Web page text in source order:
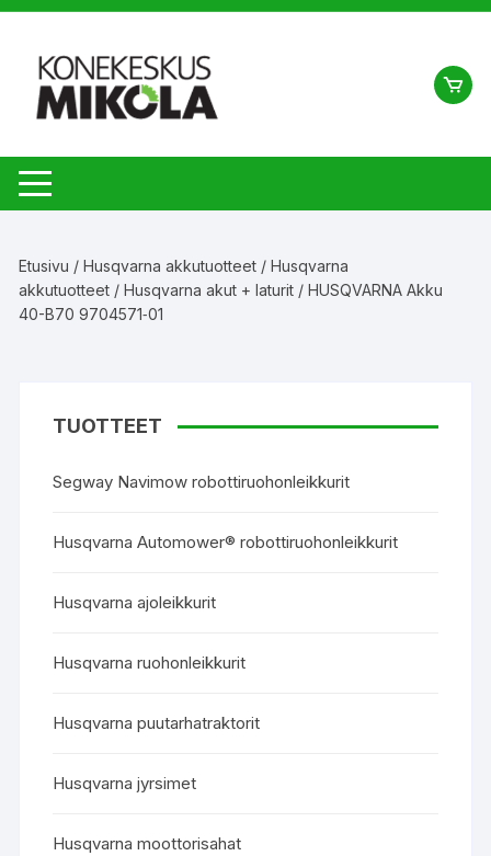
Siirry
sisältöön
Etusivu /Husqvarna akkutuotteet /Husqvarna
akkutuotteet /Husqvarna akut + laturit / HUSQVARNA Akku
40-B70 9704571‑01
TUOTTEET
Segway Navimow robottiruohonleikkurit
Husqvarna Automower® robottiruohonleikkurit
Husqvarna ajoleikkurit
Husqvarna ruohonleikkurit
Husqvarna puutarhatraktorit
Husqvarna jyrsimet
Husqvarna moottorisahat